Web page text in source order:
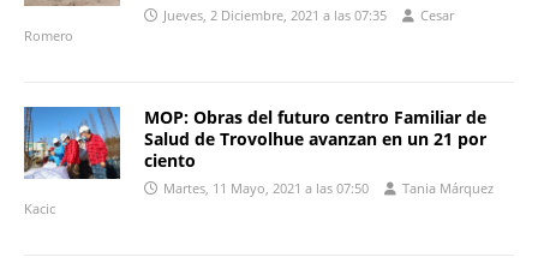
Jueves, 2 Diciembre, 2021 a las 07:35
Cesar
Romero
MOP: Obras del futuro centro Familiar de
Salud de Trovolhue avanzan en un 21 por
ciento
Martes, 11 Mayo, 2021 a las 07:50
Tania Márquez
Kacic